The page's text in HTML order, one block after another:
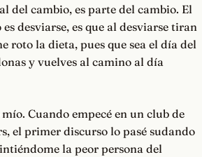
del cambio, es parte del cambio. El
desviarse, es que al desviarse tiran
roto la dieta, pues que sea el día del
y vuelves al camino al día
Cuando empecé en un club de
el primer discurso lo pasé sudando
la peor persona del